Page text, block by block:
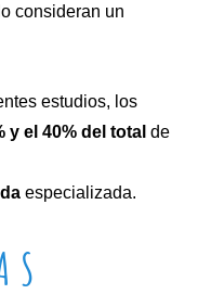
consideran un
estudios, los
y el 40% del total de
especializada.